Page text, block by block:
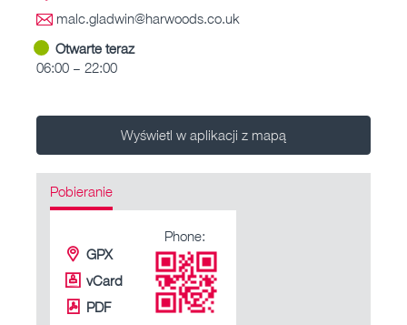
malc.gladwin@harwoods.co.uk
Otwarte teraz
06:00 – 22:00
Wyświetl w aplikacji z mapą
Pobieranie
GPX
vCard
PDF
Phone: